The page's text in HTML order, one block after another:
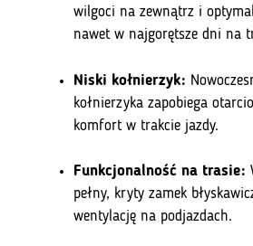
wilgoci na zewnątrz i
nawet w najgorętsze dni na
Niski kołnierzyk:
kołnierzyka zapobiega
komfort w trakcie jazdy.
Funkcjonalność na trasie:
pełny, kryty zamek
wentylację na podjazdach.